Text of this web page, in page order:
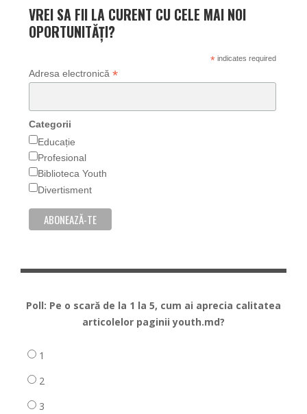
VREI SA FII LA CURENT CU CELE MAI NOI
OPORTUNITĂȚI?
*indicates required
Adresa electronică *
Categorii
Educație
Profesional
Biblioteca Youth
Divertisment
Poll: Pe o scară de la 1 la 5, cum ai aprecia calitatea
articolelor paginii youth.md?
1
2
3